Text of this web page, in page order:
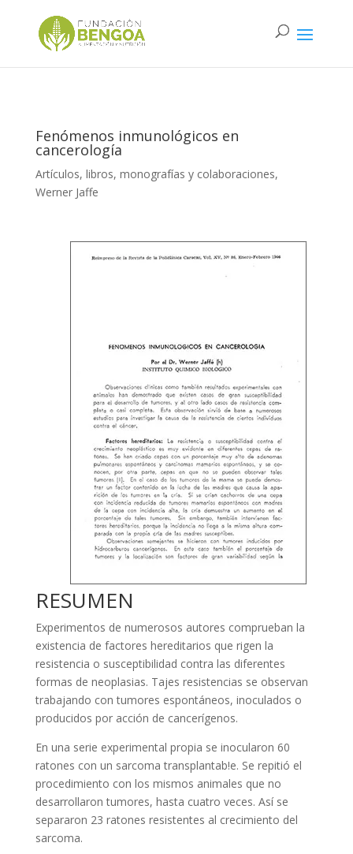
Fenómenos inmunológicos en
cancerología
Artículos, libros, monografías y colaboraciones,
Werner Jaffe
RESUMEN
Experimentos de numerosos autores comprueban la
existencia de factores hereditarios que rigen la
resistencia o susceptibilidad contra las diferentes
formas de neoplasias. Tajes resistencias se observan
trabajando con tumores espontáneos, inoculados o
producidos por acción de cancerígenos.
En una serie experimental propia se inocularon 60
ratones con un sarcoma transplantab!e. Se repitió el
procedimiento con los mismos animales que no
desarrollaron tumores, hasta cuatro veces. Así se
separaron 23 ratones resistentes al crecimiento del
sarcoma.